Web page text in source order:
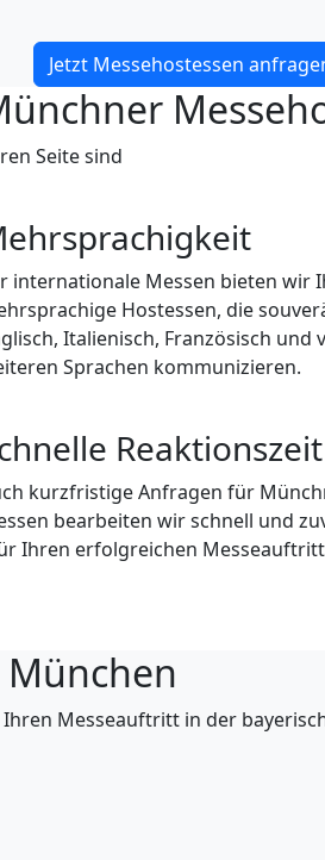
Jetzt Messehostessen
Seite sind
internationale Messen bieten wir
Hostessen, die
Italienisch, Französisch und
Sprachen kommunizieren.
Reaktionszeit
kurzfristige Anfragen für
bearbeiten wir schnell und
Ihren erfolgreichen
München
Messeauftritt in der